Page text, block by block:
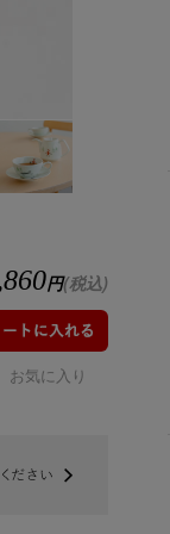
円(税込)
お気に入り